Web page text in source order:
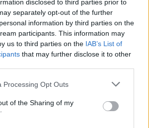
disclosed to third parties prior to
separately opt-out of the further
information by third parties on the
participants. This information may
us to third parties on the IAB’s List of
that may further disclose it to other
website/app uses one or more Google
or usage behaviour. You may click to
to Google and its third-party tags to
specified purposes in below Google
Processing Opt Outs
of the Sharing of my
Man
és Damageplan
létrejött heavy metal
Stampedecímmel. Ezen hallható
ugyan már novemberben önállóan